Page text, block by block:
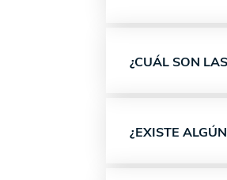
¿CUÁL SON
¿EXISTE